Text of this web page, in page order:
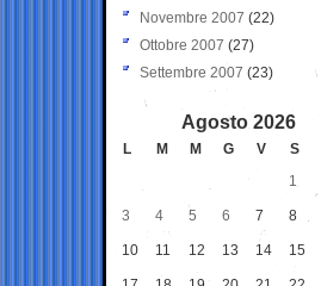
Novembre 2007 (22)
Ottobre 2007 (27)
Settembre 2007 (23)
Agosto 2026
L M M G V S
1
3 4 5 6 7 8
10 11 12 13 14 15